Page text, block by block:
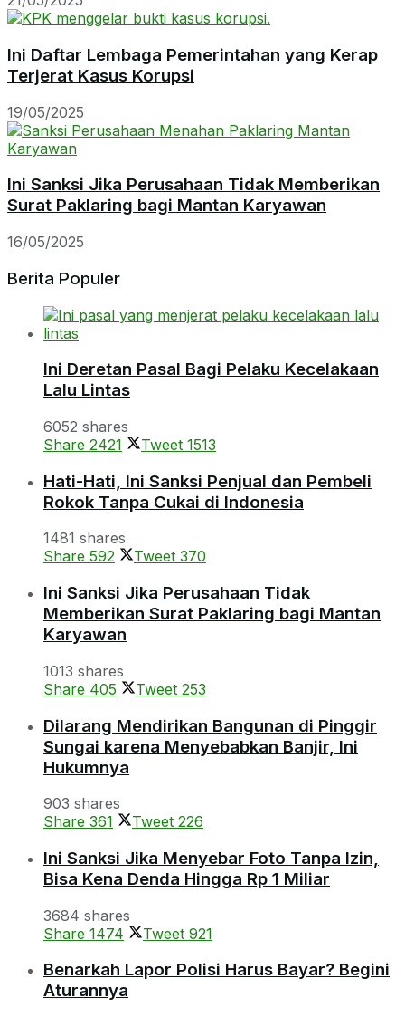
Ini Daftar Lembaga Pemerintahan yang Kerap
Terjerat Kasus Korupsi
19/05/2025
Ini Sanksi Jika Perusahaan Tidak Memberikan
Surat Paklaring bagi Mantan Karyawan
16/05/2025
Berita Populer
Ini Deretan Pasal Bagi Pelaku Kecelakaan
Lalu Lintas
6052 shares
Share 2421 Tweet 1513
Hati-Hati, Ini Sanksi Penjual dan Pembeli
Rokok Tanpa Cukai di Indonesia
1481 shares
Share 592 Tweet 370
Ini Sanksi Jika Perusahaan Tidak
Memberikan Surat Paklaring bagi Mantan
Karyawan
1013 shares
Share 405 Tweet 253
Dilarang Mendirikan Bangunan di Pinggir
Sungai karena Menyebabkan Banjir, Ini
Hukumnya
903 shares
Share 361 Tweet 226
Ini Sanksi Jika Menyebar Foto Tanpa Izin,
Bisa Kena Denda Hingga Rp 1 Miliar
3684 shares
Share 1474 Tweet 921
Benarkah Lapor Polisi Harus Bayar? Begini
Aturannya